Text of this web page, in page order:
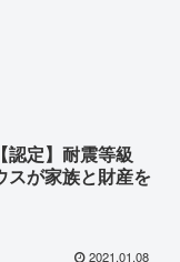
認定】耐震等級
スが家族と財産を
2021.01.08